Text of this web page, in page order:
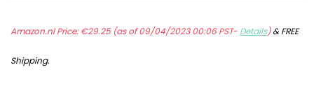
Amazon.nl Price:€29.25(as of 09/04/2023 00:06 PST- Details)&FREE
Shipping.